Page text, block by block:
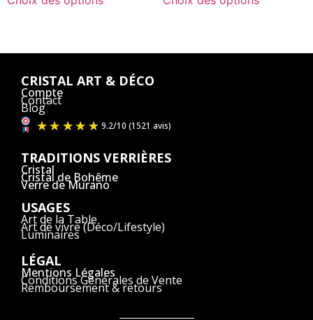
CRISTAL ART & DÉCO
Compte
Contact
Blog
TRADITIONS VERRIÈRES
Cristal
Cristal de Bohême
Verre de Murano
USAGES
Art de la Table
Art de vivre (Déco/Lifestyle)
Luminaires
LÉGAL
Mentions Légales
Conditions Générales de Vente
Remboursement & retours